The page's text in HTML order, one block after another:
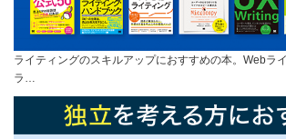
ライティングのスキルアップにおすすめの本。Webラ
ラ…